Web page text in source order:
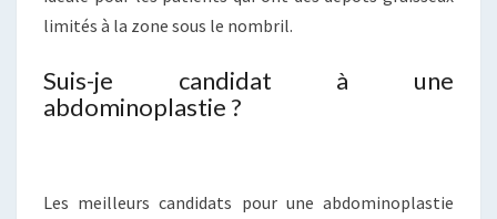
limités à la zone sous le nombril.
Suis-je candidat à une
abdominoplastie ?
Les meilleurs candidats pour une abdominoplastie